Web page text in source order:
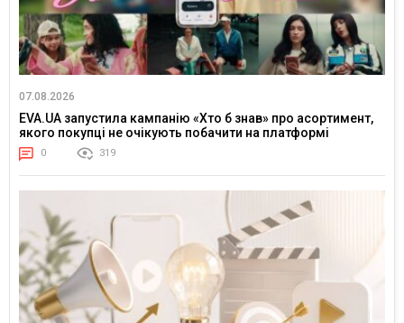
07.08.2026
EVA.UA запустила кампанію «Хто б знав» про асортимент,
якого покупці не очікують побачити на платформі
0 319